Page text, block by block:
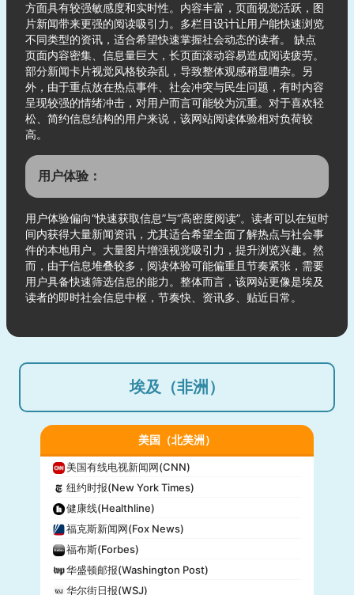
方面具有较强敏感度和实时性。内容丰富，页面视觉活跃，图
片新闻带来更强的阅读吸引力。多栏目设计让用户能快速浏览
不同类型的资讯，适合希望快速掌握社会动态的读者。 缺点
页面内容密集、信息量巨大，长页面滚动容易造成阅读疲劳。
部分新闻卡片视觉风格较杂乱，导致整体观感稍显嘈杂。另
外，由于重点放在热点事件、社会冲突与民生问题，有时内容
呈现较强的情绪冲击，对用户而言可能较为沉重。对于喜欢轻
松、简约信息结构的用户来说，该网站阅读体验相对负荷较
高。
用户体验：
用户体验偏向“快速获取信息”与“高密度阅读”。读者可以在短时
间内获得大量新闻资讯，尤其适合希望全面了解热点与社会事
件的本地用户。大量图片增强视觉吸引力，提升浏览兴趣。然
而，由于信息堆叠较多，阅读体验可能偏重且节奏紧张，需要
用户具备快速筛选信息的能力。整体而言，该网站更像是埃及
读者的即时社会信息中枢，节奏快、资讯多、贴近日常。
埃及（非洲）
美国（北美洲）
美国有线电视新闻网(CNN)
纽约时报(New York Times)
健康线(Healthline)
福克斯新闻网(Fox News)
福布斯(Forbes)
华盛顿邮报(Washington Post)
华尔街日报(WSJ)